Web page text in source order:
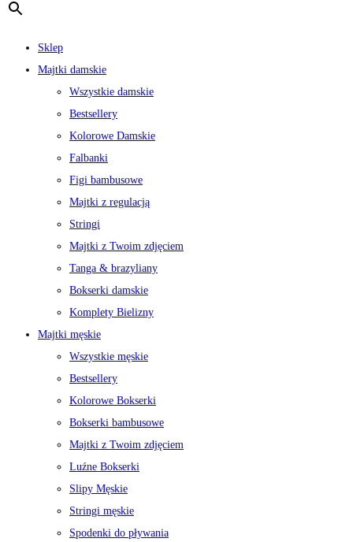
Sklep
Majtki damskie
Wszystkie damskie
Bestsellery
Kolorowe Damskie
Falbanki
Figi bambusowe
Majtki z regulacją
Stringi
Majtki z Twoim zdjęciem
Tanga & brazyliany
Bokserki damskie
Komplety Bielizny
Majtki męskie
Wszystkie męskie
Bestsellery
Kolorowe Bokserki
Bokserki bambusowe
Majtki z Twoim zdjęciem
Luźne Bokserki
Slipy Męskie
Stringi męskie
Spodenki do pływania